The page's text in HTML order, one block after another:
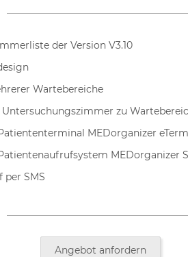
der Version V3.10
Wartebereiche
zu
MEDorganizer
MEDorganizer
per SMS
Angebot anfordern